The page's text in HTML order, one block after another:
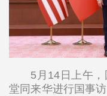
5月14日上午
堂同来华进行国事